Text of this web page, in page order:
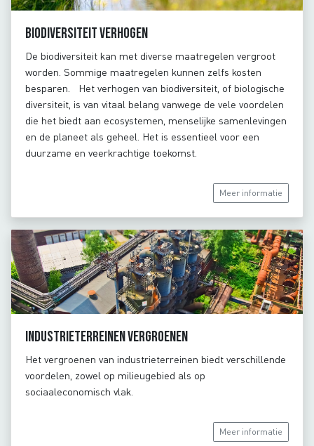
Biodiversiteit verhogen
De biodiversiteit kan met diverse maatregelen vergroot
worden. Sommige maatregelen kunnen zelfs kosten
besparen. Het verhogen van biodiversiteit, of biologische
diversiteit, is van vitaal belang vanwege de vele voordelen
die het biedt aan ecosystemen, menselijke samenlevingen
en de planeet als geheel. Het is essentieel voor een
duurzame en veerkrachtige toekomst.
Meer informatie
Industrieterreinen vergroenen
Het vergroenen van industrieterreinen biedt verschillende
voordelen, zowel op milieugebied als op
sociaaleconomisch vlak.
Meer informatie